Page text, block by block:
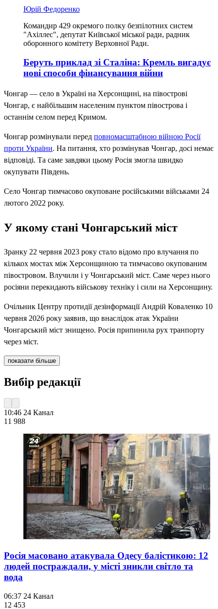
Юрій Федоренко
Командир 429 окремого полку безпілотних систем
"Ахіллес", депутат Київської міської ради, радник
оборонного комітету Верховної Ради.
Беруть приклад зі Сталіна: Кремль вигадує
нові способи фінансування війни
Чонгар — село в Україні на Херсонщині, на півострові
Чонгар, є найбільшим населеним пунктом півострова і
останнім селом перед Кримом.
Чонгар розмінували перед повномасштабною війною Росії
проти України. На питання, хто розмінував Чонгар, досі немає
відповіді. Та саме завдяки цьому Росія змогла швидко
окупувати Південь.
Село Чонгар тимчасово окуповане російськими військами 24
лютого 2022 року.
У якому стані Чонгарський міст
Зранку 22 червня 2023 року стало відомо про влучання по
кількох мостах між Херсонщиною та тимчасово окупованим
півостровом. Влучили і у Чонгарський міст. Саме через нього
росіяни перекидають військову техніку і сили на Херсонщину.
Очільник Центру протидії дезінформації Андрій Коваленко 10
червня 2026 року заявив, що внаслідок атак України
Чонгарський міст знищено. Росія припинила рух транпорту
через міст.
показати більше
Вибір редакції
10:46 24 Канал
11 988
Росія масовано атакувала Одесу балістикою: 12
людей постраждали, у місті зникли світло та
вода
06:37 24 Канал
12 453